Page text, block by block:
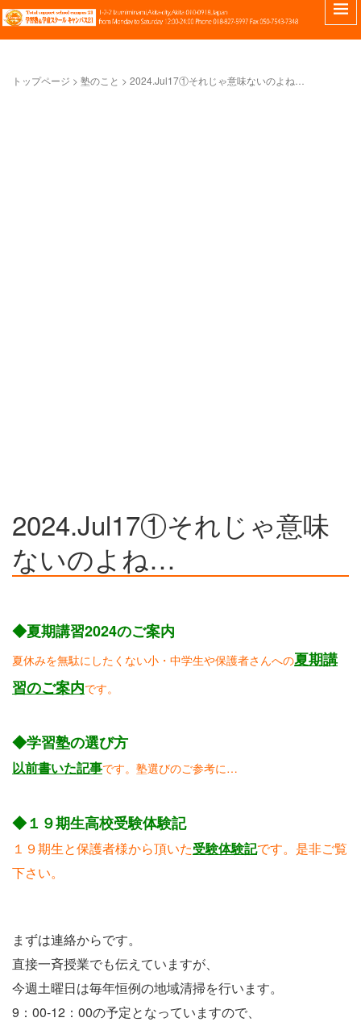
トップページ > 塾のこと > 2024.Jul17①それじゃ意味ないのよね…
2024.Jul17①それじゃ意味
ないのよね…
◆夏期講習2024のご案内
夏休みを無駄にしたくない小・中学生や保護者さんへの夏期講
習のご案内です。
◆学習塾の選び方
以前書いた記事です。塾選びのご参考に…
◆１９期生高校受験体験記
１９期生と保護者様から頂いた受験体験記です。是非ご覧
下さい。
まずは連絡からです。
直接一斉授業でも伝えていますが、
今週土曜日は毎年恒例の地域清掃を行います。
9：00-12：00の予定となっていますので、